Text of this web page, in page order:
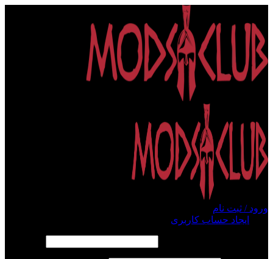
ورود / ثبت نام
ایجاد حساب کاربری